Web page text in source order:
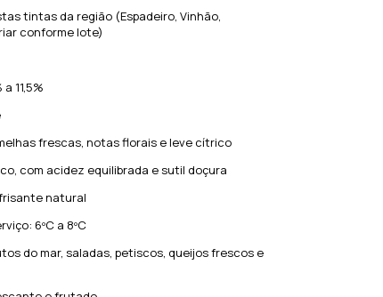
tintas da região (Espadeiro, Vinhão,
conforme lote)
11,5%
frescas, notas florais e leve cítrico
com acidez equilibrada e sutil doçura
natural
6ºC a 8ºC
do mar, saladas, petiscos, queijos frescos e